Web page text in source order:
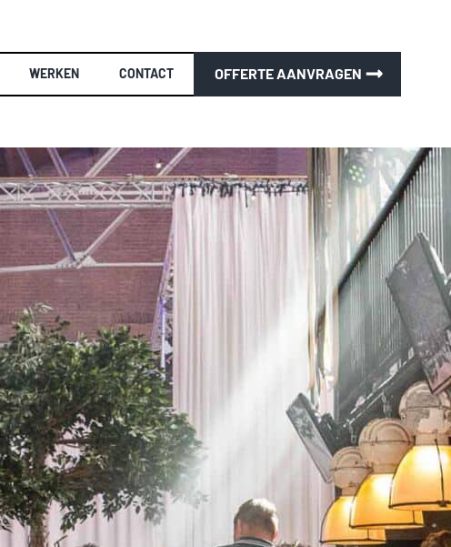
WERKEN CONTACT OFFERTE AANVRAGEN